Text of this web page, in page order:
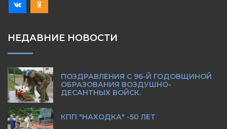
НЕДАВНИЕ НОВОСТИ
ПОЗДРАВЛЕНИЯ С 96-Й ГОДОВЩИНОЙ
ОБРАЗОВАНИЯ ВОЗДУШНО-
ДЕСАНТНЫХ ВОЙСК.
КПП "НАХОДКА" -50 ЛЕТ